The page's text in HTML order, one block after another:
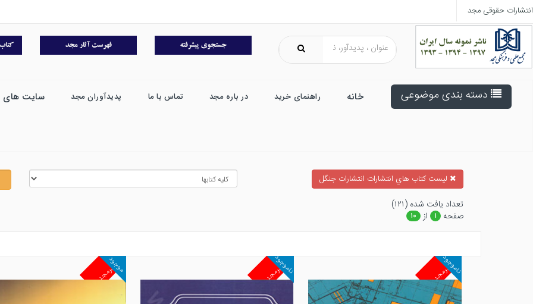
انتشارات حقوقی مجد
دسته بندی موضوعی خانه راهنمای خرید در باره مجد تماس با ما پدیدآوران مجد سایت های
ليست كتاب هاي انتشارات انتشارات جنگل
تعداد يافت شده (۱۲۱)
صفحه
۱ از ۱۰
غیرمجد
ناموجود غیرمجد
ناموجود غیرمجد
موجود